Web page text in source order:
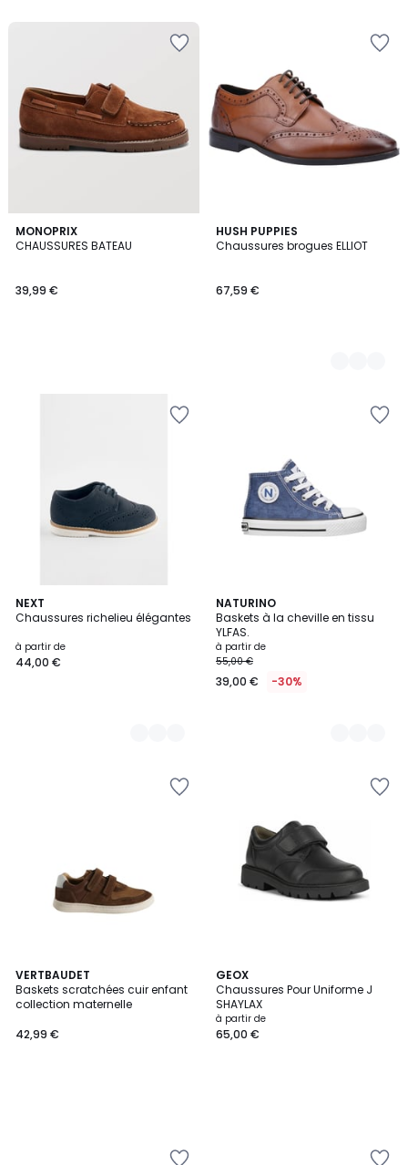
MONOPRIX
CHAUSSURES BATEAU
39,99 €
HUSH PUPPIES
Chaussures brogues ELLIOT
67,59 €
2
Couleurs
NEXT
Chaussures richelieu élégantes
à partir de
44,00 €
2
Couleurs
NATURINO
Baskets à la cheville en tissu
YLFAS.
à partir de
55,00 €
39,00 € -30%
5
Couleurs
VERTBAUDET
Baskets scratchées cuir enfant
collection maternelle
42,99 €
GEOX
Chaussures Pour Uniforme J
SHAYLAX
à partir de
65,00 €